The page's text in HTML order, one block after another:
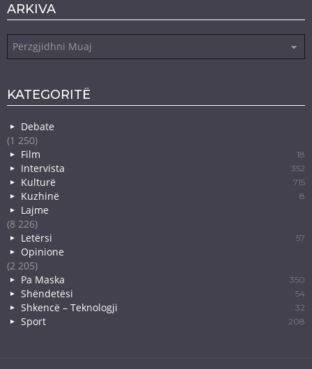
ARKIVA
KATEGORITË
Debate
(1 250)
Film
18
Intervista 352
Kulturë 715
Kuzhinë 8
Lajme
(8 226)
Letërsi
57
Opinione
(2 205)
Pa Maska
350
Shëndetësi 54
Shkencë – Teknologji 32
Sport 208